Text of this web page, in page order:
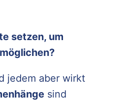
setzen, um
jedem aber wirkt
sind